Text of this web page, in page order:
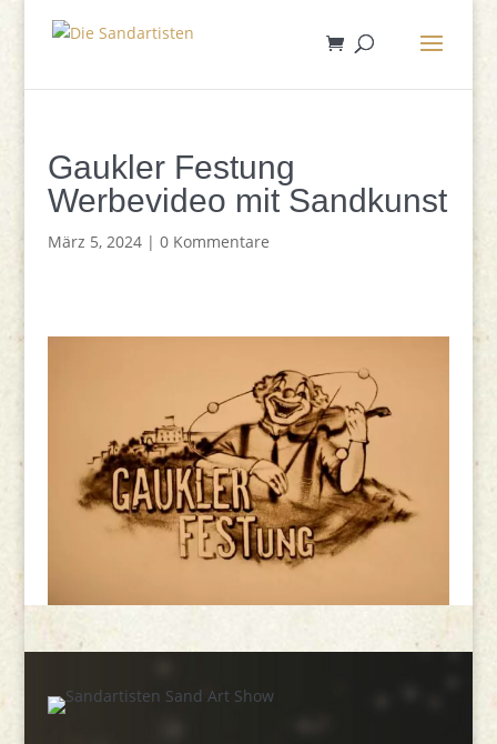
Gaukler Festung
Werbevideo mit Sandkunst
März 5, 2024| 0 Kommentare